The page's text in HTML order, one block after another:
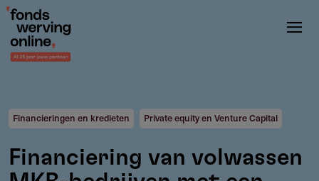
Overslaan
naar
de
gaan
Financieringen en kredieten Private equity en Venture Capital
Financiering van volwassen